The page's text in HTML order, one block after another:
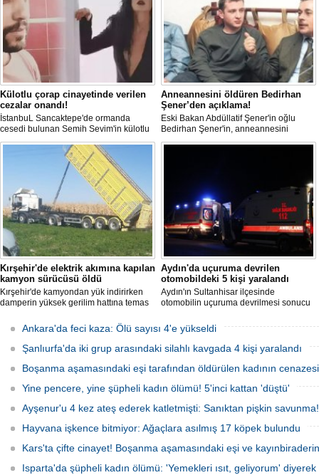
Külotlu çorap cinayetinde verilen
cezalar onandı!
İstanbuL Sancaktepe'de ormanda
cesedi bulunan Semih Sevim'in külotlu
çorapla boğularak öldürüldüğü
iddiasına ilişkin sanık Seçil Çiftçi'ye
verilen 'ağırlaştırılmış müebbet' ve
babası hakkındaki 'müebbet' kararı,
istinaf mahkemesi onadı.
Anneannesini öldüren Bedirhan
Şener’den açıklama!
Eski Bakan Abdüllatif Şener'in oğlu
Bedirhan Şener'in, anneannesini
öldürmesine ilişkin davada karar
çekerken, Şener'e verilen ceza belli
Kırşehir'de elektrik akımına kapılan
kamyon sürücüsü öldü
Kırşehir'de kamyondan yük indirirken
damperin yüksek gerilim hattına temas
sürücü hayatını kaybetti.
Aydın'da uçuruma devrilen
otomobildeki 5 kişi yaralandı
Aydın'ın Sultanhisar ilçesinde
otomobilin uçuruma devrilmesi sonucu
Ankara'da feci kaza: Ölü sayısı 4'e yükseldi
Şanlıurfa'da iki grup arasındaki silahlı kavgada 4 kişi yaralandı
Boşanma aşamasındaki eşi tarafından öldürülen kadının
Yine pencere, yine şüpheli kadın ölümü! 5'inci kattan 'düştü'
Ayşenur'u 4 kez ateş ederek katletmişti: Sanıktan pişkin savunma!
Hayvana işkence bitmiyor: Ağaçlara asılmış 17 köpek bulundu
Kars'ta çifte cinayet! Boşanma aşamasındaki eşi ve
Isparta'da şüpheli kadın ölümü: 'Yemekleri ısıt, geliyorum' diyerek